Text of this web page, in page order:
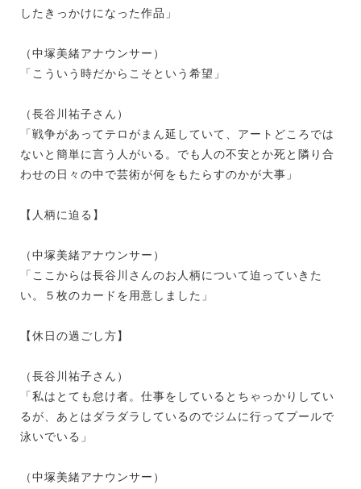
したきっかけになった作品」
（中塚美緒アナウンサー）
「こういう時だからこそという希望」
（長谷川祐子さん）
「戦争があってテロがまん延していて、アートどころでは
ないと簡単に言う人がいる。でも人の不安とか死と隣り合
わせの日々の中で芸術が何をもたらすのかが大事」
【人柄に迫る】
（中塚美緒アナウンサー）
「ここからは長谷川さんのお人柄について迫っていきた
い。５枚のカードを用意しました」
【休日の過ごし方】
（長谷川祐子さん）
「私はとても怠け者。仕事をしているとちゃっかりしてい
るが、あとはダラダラしているのでジムに行ってプールで
泳いでいる」
（中塚美緒アナウンサー）